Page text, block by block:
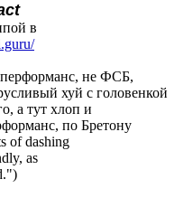
в
не ФСБ,
хуй с головенкой
а тут хлоп и
по Бретону
of dashing
as